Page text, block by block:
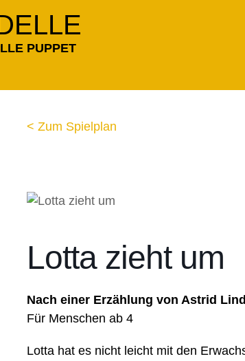
PUPPET
< Zum Spielplan
Lotta zieht um
Nach einer Erzählung von Astrid
Für Menschen ab 4
Lotta hat es nicht leicht mit den